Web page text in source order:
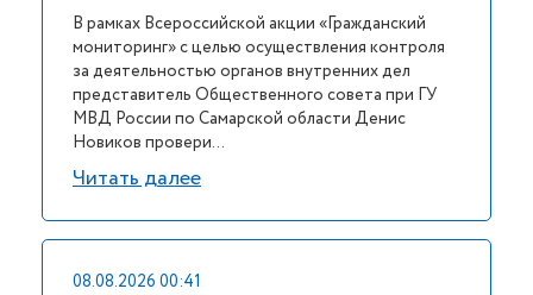
В рамках Всероссийской акции «Гражданский
мониторинг» с целью осуществления контроля
за деятельностью органов внутренних дел
представитель Общественного совета при ГУ
МВД России по Самарской области Денис
Новиков провери...
Читать далее
08.08.2026 00:41